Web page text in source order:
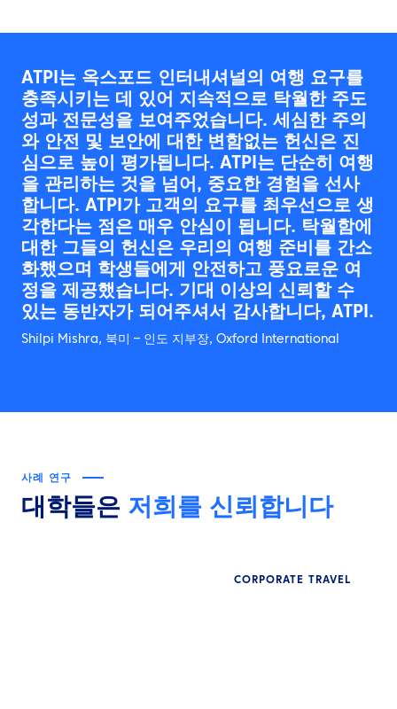
ATPI는 옥스포드 인터내셔널의 여행 요구를
충족시키는 데 있어 지속적으로 탁월한 주도
성과 전문성을 보여주었습니다. 세심한 주의
와 안전 및 보안에 대한 변함없는 헌신은 진
심으로 높이 평가됩니다. ATPI는 단순히 여행
을 관리하는 것을 넘어, 중요한 경험을 선사
합니다. ATPI가 고객의 요구를 최우선으로 생
각한다는 점은 매우 안심이 됩니다. 탁월함에
대한 그들의 헌신은 우리의 여행 준비를 간소
화했으며 학생들에게 안전하고 풍요로운 여
정을 제공했습니다. 기대 이상의 신뢰할 수
있는 동반자가 되어주셔서 감사합니다, ATPI.
Shilpi Mishra, 북미 – 인도 지부장, Oxford International
사례 연구
대학들은 저희를 신뢰합니다
CORPORATE TRAVEL